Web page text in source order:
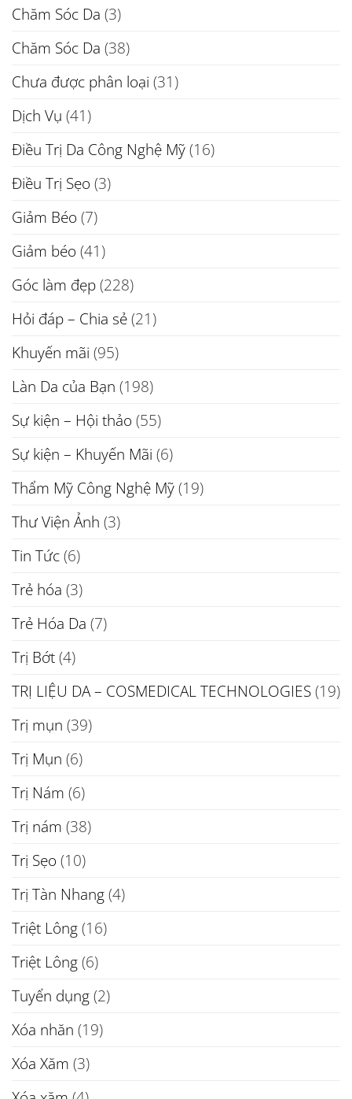
Chăm Sóc Da (3)
Chăm Sóc Da (38)
Chưa được phân loại (31)
Dịch Vụ (41)
Điều Trị Da Công Nghệ Mỹ(16)
Điều Trị Sẹo (3)
Giảm Béo (7)
Giảm béo (41)
Góc làm đẹp(228)
Hỏi đáp – Chia sẻ(21)
Khuyến mãi (95)
Làn Da của Bạn (198)
Sự kiện – Hội thảo (55)
Sự kiện – Khuyến Mãi (6)
Thẩm Mỹ Công Nghệ Mỹ(19)
Thư Viện Ảnh (3)
Tin Tức(6)
Trẻ hóa (3)
Trẻ Hóa Da (7)
Trị Bớt(4)
TRỊ LIỆU DA – COSMEDICAL TECHNOLOGIES(19)
Trị mụn (39)
Trị Mụn (6)
Trị Nám (6)
Trị nám (38)
Trị Sẹo (10)
Trị Tàn Nhang(4)
Triệt Lông(16)
Triệt Lông(6)
Tuyển dụng(2)
Xóa nhăn (19)
Xóa Xăm (3)